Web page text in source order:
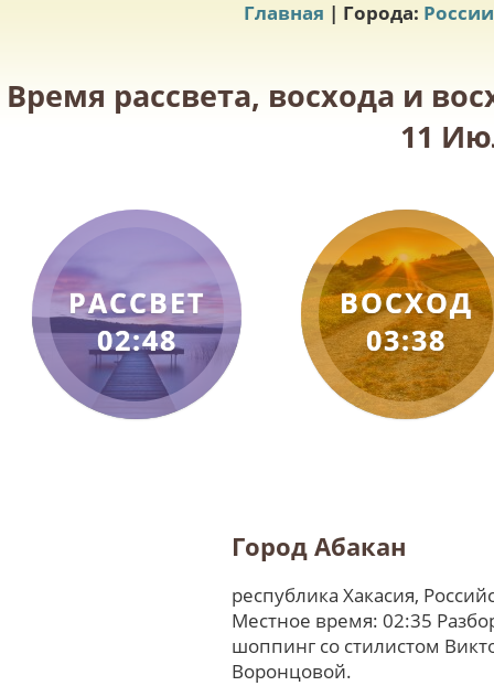
Главная | Города: России
Время рассвета, восхода и
11
РАССВЕТ
02:48
ВОСХОД
03:38
Город Абакан
республика Хакасия,
Местное время: 02:35
шоппинг со стилистом
Воронцовой.